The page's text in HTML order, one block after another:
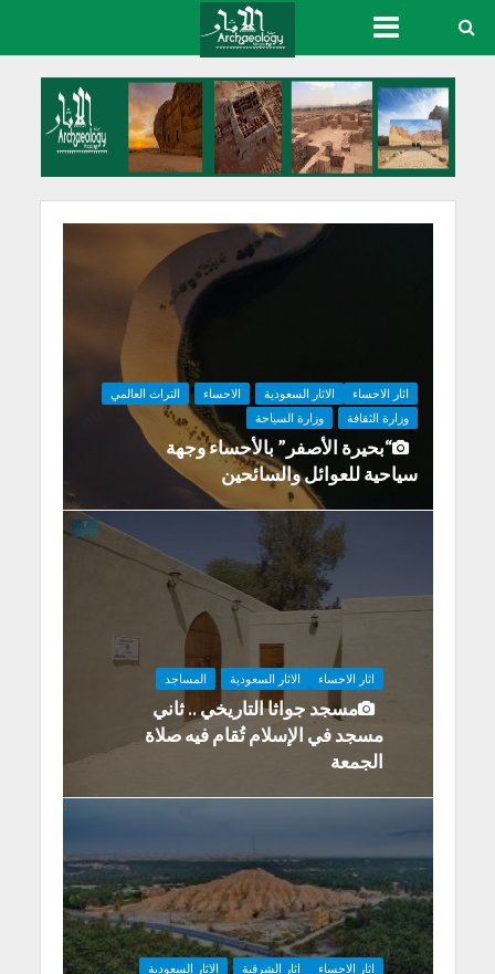
اثار الاحساء الاثار السعودية الاحساء
التراث العالمي
وزارة الثقافة
وزارة السياحة
“بحيرة الأصفر” بالأحساء وجهة
سياحية للعوائل والسائحين
اثار الاحساء الاثار السعودية المساجد
مسجد جواثا التاريخي .. ثاني
مسجد في الإسلام تُقام فيه صلاة
الجمعة
اثار الاحساء اثار الشرقية
الاثار السعودية